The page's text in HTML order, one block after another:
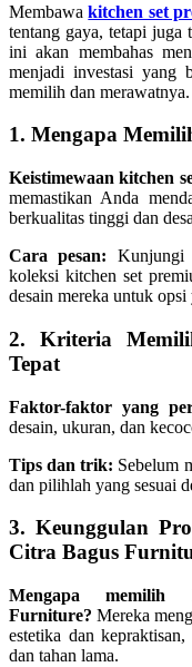
Membawakitchen set
tentang gaya, tetapi juga
ini akan membahas
menjadi investasi yang
memilih dan merawatnya.
1. Mengapa
Keistimewaan kitchen
memastikan Anda
berkualitas tinggi dan
Cara pesan:
koleksi kitchen set
desain mereka untuk
2. Kriteria
Tepat
Faktor-faktor yang
desain, ukuran, dan
Tips dan trik: Sebelum
dan pilihlah yang sesuai
3. Keunggulan
Citra Bagus
Mengapa
Furniture? Mereka
estetika dan
dan tahan lama.